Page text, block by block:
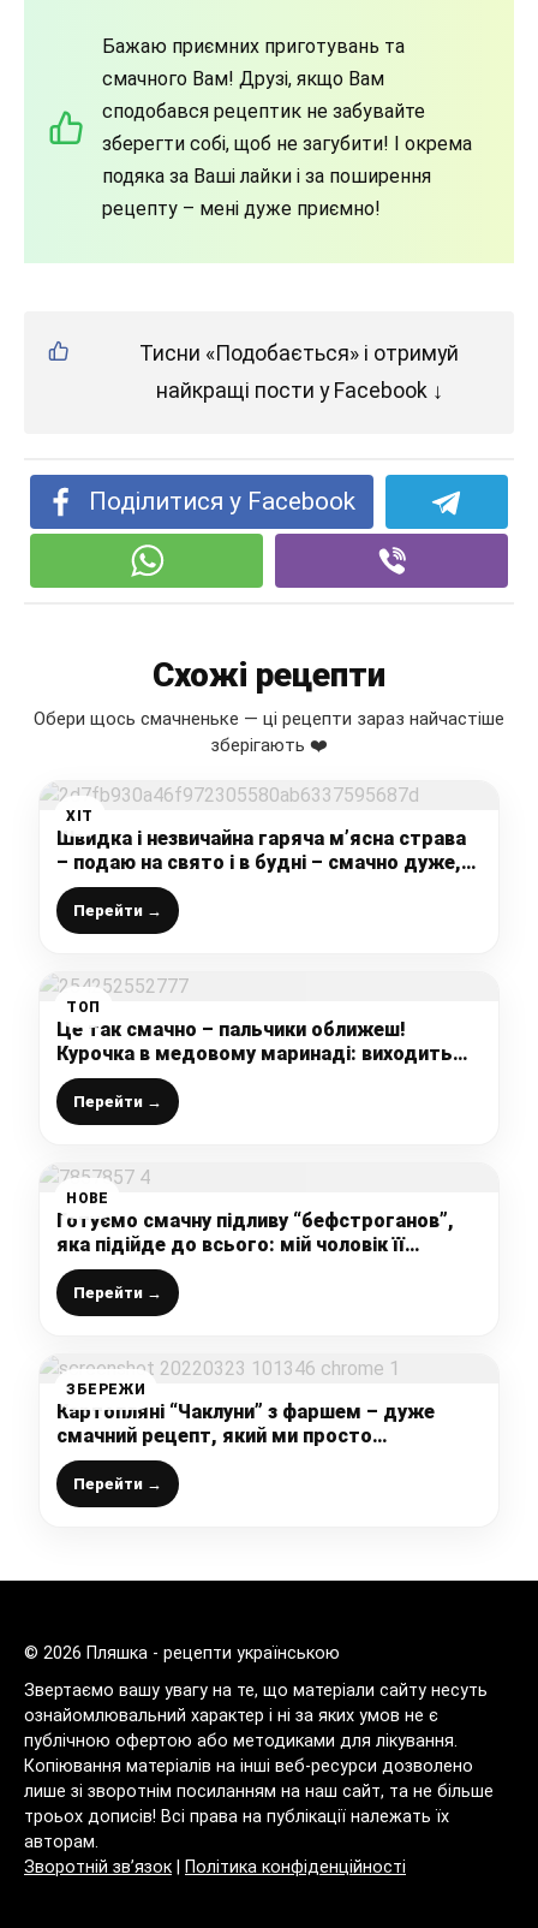
Бажаю приємних приготувань та
смачного Вам! Друзі, якщо Вам
сподобався рецептик не забувайте
зберегти собі, щоб не загубити! І окрема
подяка за Ваші лайки і за поширення
рецепту – мені дуже приємно!
Тисни «Подобається» і отримуй
найкращі пости у Facebook ↓
Поділитися у Facebook
Схожі рецепти
Обери щось смачненьке — ці рецепти зараз найчастіше
зберігають ❤️
ХІТ
Швидка і незвичайна гаряча м’ясна страва
– подаю на свято і в будні – смачно дуже,
саме те, що треба
Перейти →
ТОП
Це так смачно – пальчики оближеш!
Курочка в медовому маринаді: виходить
дуже ніжна, соковита і ароматна
Перейти →
НОВЕ
Готуємо смачну підливу “бефстроганов”,
яка підійде до всього: мій чоловік її
обожнює, поділюсь секретом, як зробити,
щоб м’ясо було м’якеньким
Перейти →
ЗБЕРЕЖИ
Картопляні “Чаклуни” з фаршем – дуже
смачний рецепт, який ми просто
обожнюємо
Перейти →
© 2026 Пляшка - рецепти українською
Звертаємо вашу увагу на те, що матеріали сайту несуть
ознайомлювальний характер і ні за яких умов не є
публічною офертою або методиками для лікування.
Копіювання матеріалів на інші веб-ресурси дозволено
лише зі зворотнім посиланням на наш сайт, та не більше
троьох дописів! Всі права на публікації належать їх
авторам.
Зворотній зв’язок
Політика конфіденційності